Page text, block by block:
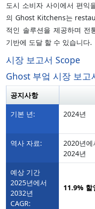
도시 소비자 사이에서 편익
의 Ghost Kitchens는
적인 솔루션을 제공하며 전
기반에 도달 할 수 있습니다.
시장 보고서 Scope
Ghost 부엌 시장 보고
공지사항
기본 년:
2024년
역사 자료:
2020년에
2024년
예상 기간
2025년에서
2032년
CAGR:
11.9% 할